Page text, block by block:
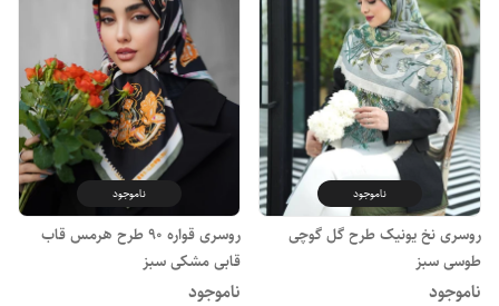
ناموجود
روسری نخ یونیک طرح گل گوچی
طوسی سبز
ناموجود
ناموجود
روسری قواره 90 طرح هرمس قاب
قابی مشکی سبز
ناموجود